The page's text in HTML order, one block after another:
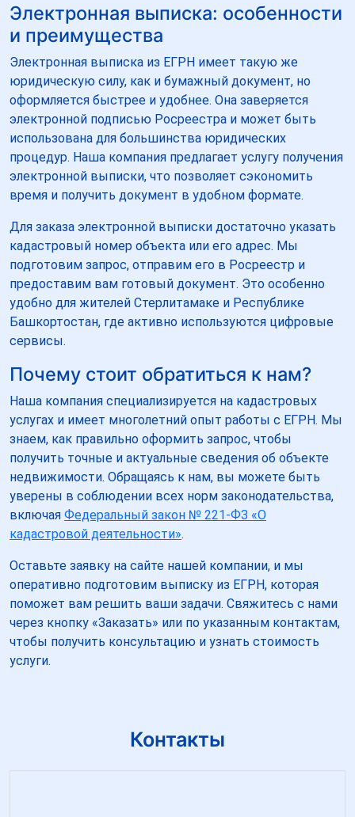
Электронная выписка: особенности
и преимущества
Электронная выписка из ЕГРН имеет такую же
юридическую силу, как и бумажный документ, но
оформляется быстрее и удобнее. Она заверяется
электронной подписью Росреестра и может быть
использована для большинства юридических
процедур. Наша компания предлагает услугу получения
электронной выписки, что позволяет сэкономить
время и получить документ в удобном формате.
Для заказа электронной выписки достаточно указать
кадастровый номер объекта или его адрес. Мы
подготовим запрос, отправим его в Росреестр и
предоставим вам готовый документ. Это особенно
удобно для жителей Стерлитамаке и Республике
Башкортостан, где активно используются цифровые
сервисы.
Почему стоит обратиться к нам?
Наша компания специализируется на кадастровых
услугах и имеет многолетний опыт работы с ЕГРН. Мы
знаем, как правильно оформить запрос, чтобы
получить точные и актуальные сведения об объекте
недвижимости. Обращаясь к нам, вы можете быть
уверены в соблюдении всех норм законодательства,
включая Федеральный закон № 221-ФЗ «О
кадастровой деятельности».
Оставьте заявку на сайте нашей компании, и мы
оперативно подготовим выписку из ЕГРН, которая
поможет вам решить ваши задачи. Свяжитесь с нами
через кнопку «Заказать» или по указанным контактам,
чтобы получить консультацию и узнать стоимость
услуги.
Контакты